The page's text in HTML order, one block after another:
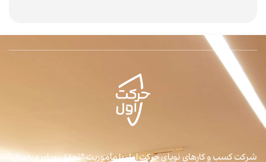
شرکت کسب و کارهای نوپای حرکت اول با مأموریت “تحقق رویای دیجیتال”